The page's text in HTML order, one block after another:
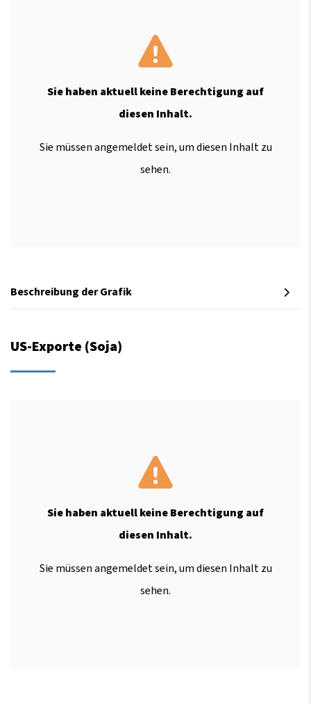
Sie haben aktuell keine Berechtigung auf
diesen Inhalt.
Sie müssen angemeldet sein, um diesen Inhalt zu
sehen.
Beschreibung der Grafik
US-Exporte (Soja)
Sie haben aktuell keine Berechtigung auf
diesen Inhalt.
Sie müssen angemeldet sein, um diesen Inhalt zu
sehen.